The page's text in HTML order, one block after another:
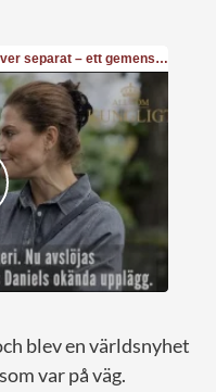
blev en världsnyhet
var på väg.